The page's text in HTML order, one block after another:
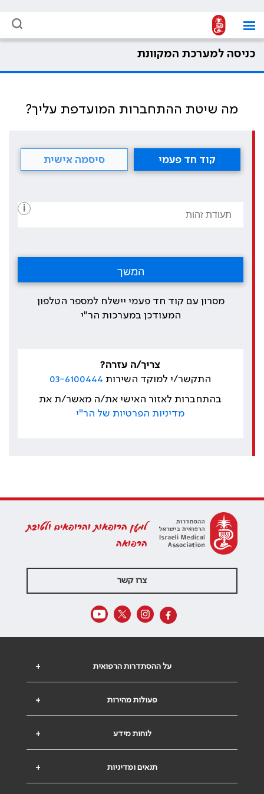
כניסה למערכת המקוונת
מה שיטת ההתחברות המועדפת עליך?
קוד חד פעמי סיסמה אישית
i
מסרון עם קוד חד פעמי יישלח למספר הטלפון
המעודכן במערכות הר"י
צריך/ה עזרה?
התקשר/י למוקד השירות 03-6100444
בהתחברות לאזור האישי את/ה מאשר/ת את
מדיניות הפרטיות של הר"י
למען הרופאות והרופאים ולטובת
הרפואה
צרו קשר
+ על ההסתדרות הרפואית
+ פעולות מהירות
+ לוחות מידע
+ תנאים ומדיניות